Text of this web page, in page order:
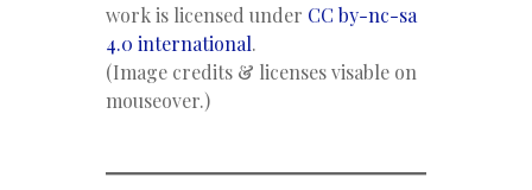
work is licensed under CC by-nc-sa
4.0 international.
(Image credits & licenses visable on
mouseover.)